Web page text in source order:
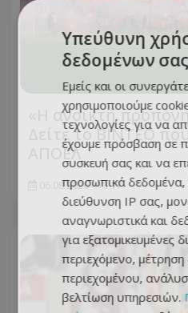
«Η ανοικτή
Δείτε το ΒΙΝΤΕΟ
ΑΠΟΕΛ
06.08.2026 - 13:17
Υπεύθυνη
δεδομένων σας
Εμείς και οι
χρησιμοποιούμε
τεχνολογίες για να
έχουμε πρόσβαση σε
συσκευή σας και να
προσωπικά
διεύθυνση IP σας,
αναγνωριστικά και
για εξατομικευμένες
περιεχόμενο,
περιεχομένου,
βελτίωση υπηρεσιών.